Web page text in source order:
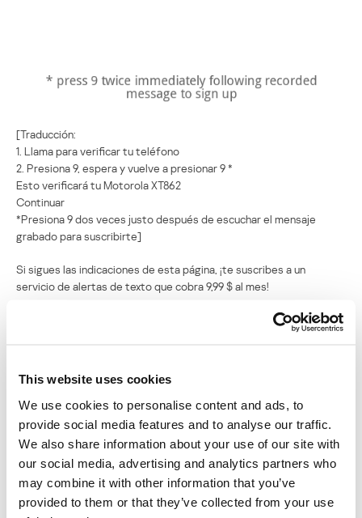
This website uses cookies
We use cookies to personalise content and ads, to
provide social media features and to analyse our traffic.
We also share information about your use of our site with
our social media, advertising and analytics partners who
may combine it with other information that you’ve
provided to them or that they’ve collected from your use
[Traducción:
1. Llama para verificar tu teléfono
2. Presiona 9, espera y vuelve a presionar 9 *
Esto verificará tu Motorola XT862
Continuar
*Presiona 9 dos veces justo después de escuchar el mensaje
grabado para suscribirte]
Si sigues las indicaciones de esta página, ¡te suscribes a un
servicio de alertas de texto que cobra 9,99 $ al mes!